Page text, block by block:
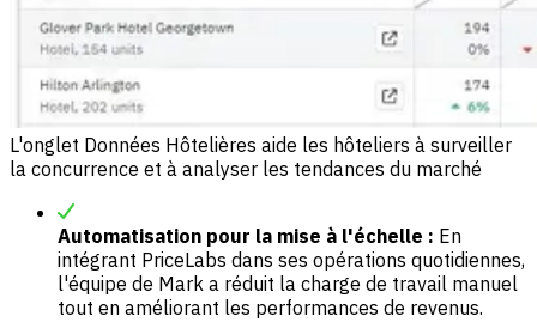
L'onglet Données Hôtelières aide les hôteliers à surveiller
la concurrence et à analyser les tendances du marché
Automatisation pour la mise à l'échelle : En
intégrant PriceLabs dans ses opérations quotidiennes,
l'équipe de Mark a réduit la charge de travail manuel
tout en améliorant les performances de revenus.